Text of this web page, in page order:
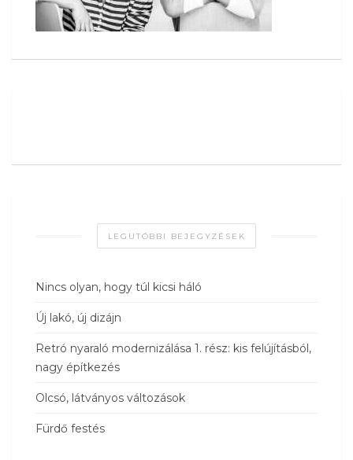
LEGUTÓBBI BEJEGYZÉSEK
Nincs olyan, hogy túl kicsi háló
Új lakó, új dizájn
Retró nyaraló modernizálása 1. rész: kis felújításból,
nagy építkezés
Olcsó, látványos változások
Fürdő festés